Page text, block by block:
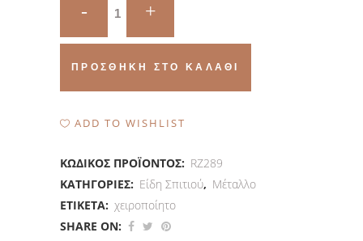
quantity
ΠΡΟΣΘΉΚΗ ΣΤΟ ΚΑΛΆΘΙ
ADD TO WISHLIST
ΚΩΔΙΚΌΣ ΠΡΟΪΌΝΤΟΣ: RZ289
ΚΑΤΗΓΟΡΊΕΣ: Είδη Σπιτιού, Μέταλλο
ΕΤΙΚΈΤΑ: χειροποίητο
SHARE ON: